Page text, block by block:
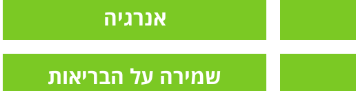
אנרגיה
שמירה על הבריאות